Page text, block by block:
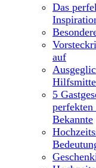
Das
auf
5
Bekannte